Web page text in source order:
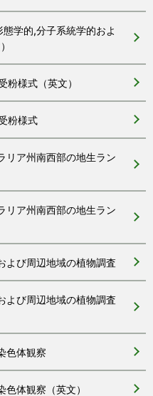
学的,分子系統学的およ
様式（英文）
粉様式
ア州南西部の地生ラン
ア州南西部の地生ラン
び周辺地域の植物調査
び周辺地域の植物調査
色体観察
体観察（英文）